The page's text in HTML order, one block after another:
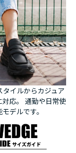
イルからカジュア
応。 通勤や日常使
デルです。